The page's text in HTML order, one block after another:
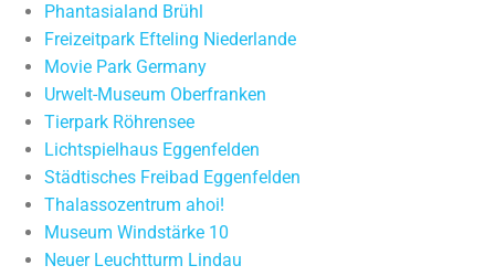
Phantasialand Brühl
Freizeitpark Efteling Niederlande
Movie Park Germany
Urwelt-Museum Oberfranken
Tierpark Röhrensee
Lichtspielhaus Eggenfelden
Städtisches Freibad Eggenfelden
Thalassozentrum ahoi!
Museum Windstärke 10
Neuer Leuchtturm Lindau